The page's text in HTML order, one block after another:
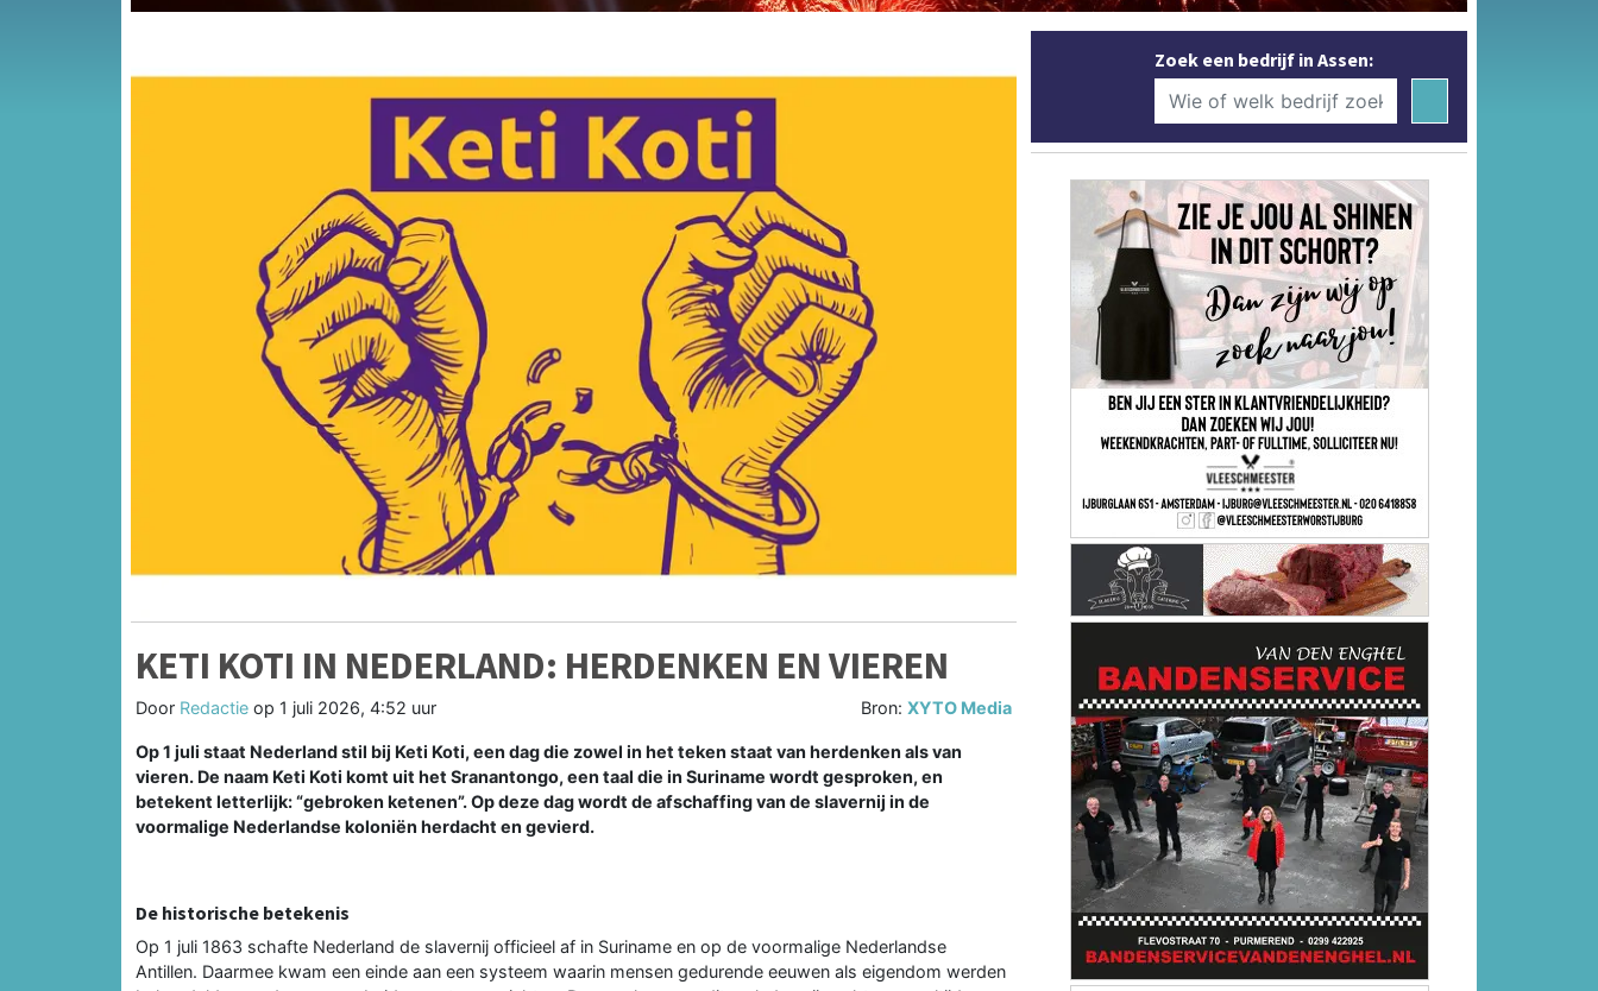
KETI KOTI IN NEDERLAND: HERDENKEN EN VIEREN
Door Redactie op 1 juli 2026, 4:52 uur Bron:XYTO Media
Op 1 juli staat Nederland stil bij Keti Koti, een dag die zowel in het teken staat van herdenken als van
vieren. De naam Keti Koti komt uit het Sranantongo, een taal die in Suriname wordt gesproken, en
betekent letterlijk: “gebroken ketenen”. Op deze dag wordt de afschaffing van de slavernij in de
voormalige Nederlandse koloniën herdacht en gevierd.
De historische betekenis
Op 1 juli 1863 schafte Nederland de slavernij officieel af in Suriname en op de voormalige Nederlandse
Antillen. Daarmee kwam een einde aan een systeem waarin mensen gedurende eeuwen als eigendom werden
Zoek een bedrijf in Assen: